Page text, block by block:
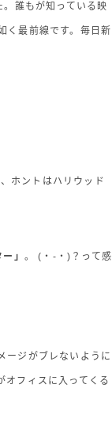
誰もが知っている映
く最前線です。毎日新
ホントはハリウッド
」 。 (・-・)？って感
ージがブレないように
オフィスに入ってくる